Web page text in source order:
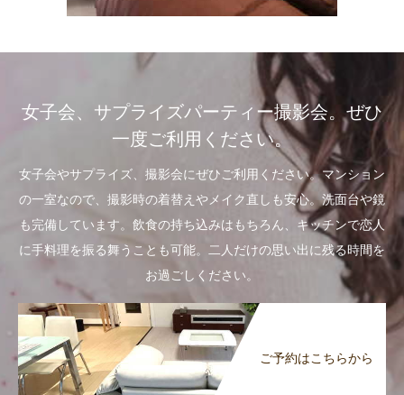
女子会、サプライズパーティー撮影会。ぜひ
一度ご利用ください。
女子会やサプライズ、撮影会にぜひご利用ください。マンション
の一室なので、撮影時の着替えやメイク直しも安心。洗面台や鏡
も完備しています。飲食の持ち込みはもちろん、キッチンで恋人
に手料理を振る舞うことも可能。二人だけの思い出に残る時間を
お過ごしください。
ご予約はこちらから